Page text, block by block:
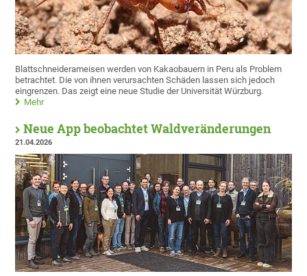
Blattschneiderameisen werden von Kakaobauern in Peru als Problem
betrachtet. Die von ihnen verursachten Schäden lassen sich jedoch
eingrenzen. Das zeigt eine neue Studie der Universität Würzburg.
Mehr
Neue App beobachtet Waldveränderungen
21.04.2026